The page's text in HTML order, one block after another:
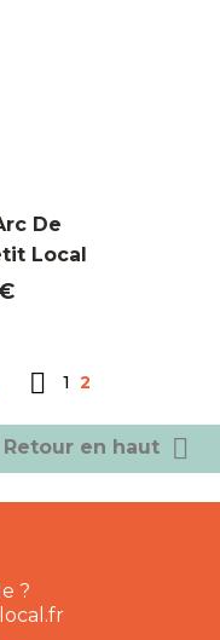
De
Local
 12
Retour en haut 